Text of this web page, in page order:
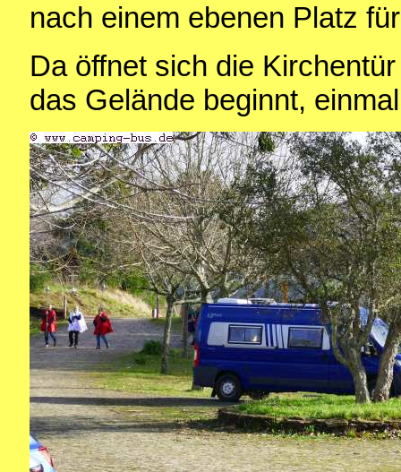
nach einem ebenen Platz
Da öffnet sich die
das Gelände beginnt,